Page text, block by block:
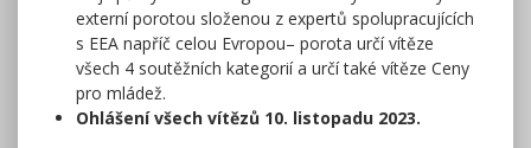
externí porotou složenou z expertů spolupracujících
s EEA napříč celou Evropou– porota určí vítěze
všech 4 soutěžních kategorií a určí také vítěze Ceny
pro mládež.
Ohlášení všech vítězů 10. listopadu 2023.